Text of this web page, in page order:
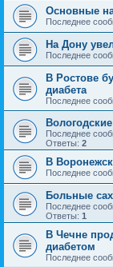
Основные
Последнее
На Дону
Последнее
В Ростове
диабета
Последнее
Последнее
Ответы: 2
В
Последнее
Больные
Последнее
Ответы: 1
В Чечне
диабетом
Последнее